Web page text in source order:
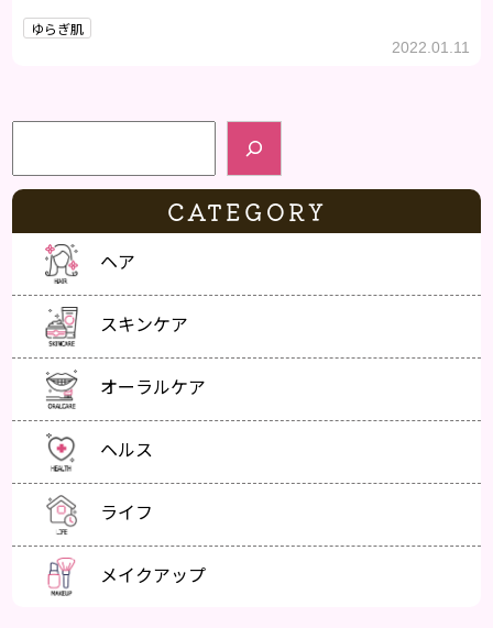
ゆらぎ肌
2022.01.11
検索
CATEGORY
ヘア
スキンケア
オーラルケア
ヘルス
ライフ
メイクアップ